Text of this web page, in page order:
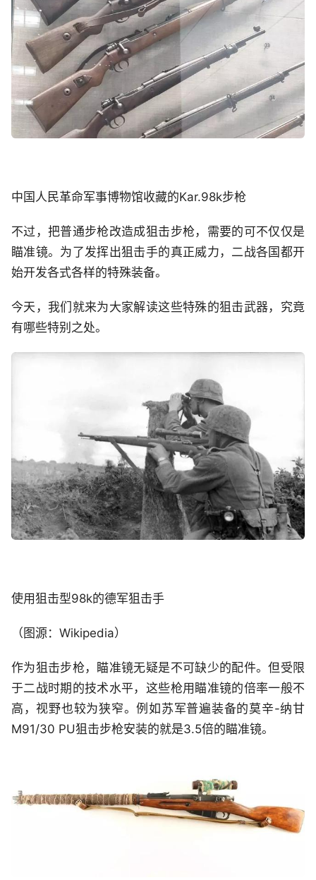
中国人民革命军事博物馆收藏的Kar.98k步枪
不过，把普通步枪改造成狙击步枪，需要的可不仅仅是
瞄准镜。为了发挥出狙击手的真正威力，二战各国都开
始开发各式各样的特殊装备。
今天，我们就来为大家解读这些特殊的狙击武器，究竟
有哪些特别之处。
使用狙击型98k的德军狙击手
（图源：Wikipedia）
作为狙击步枪，瞄准镜无疑是不可缺少的配件。但受限
于二战时期的技术水平，这些枪用瞄准镜的倍率一般不
高，视野也较为狭窄。例如苏军普遍装备的莫辛-纳甘
M91/30 PU狙击步枪安装的就是3.5倍的瞄准镜。